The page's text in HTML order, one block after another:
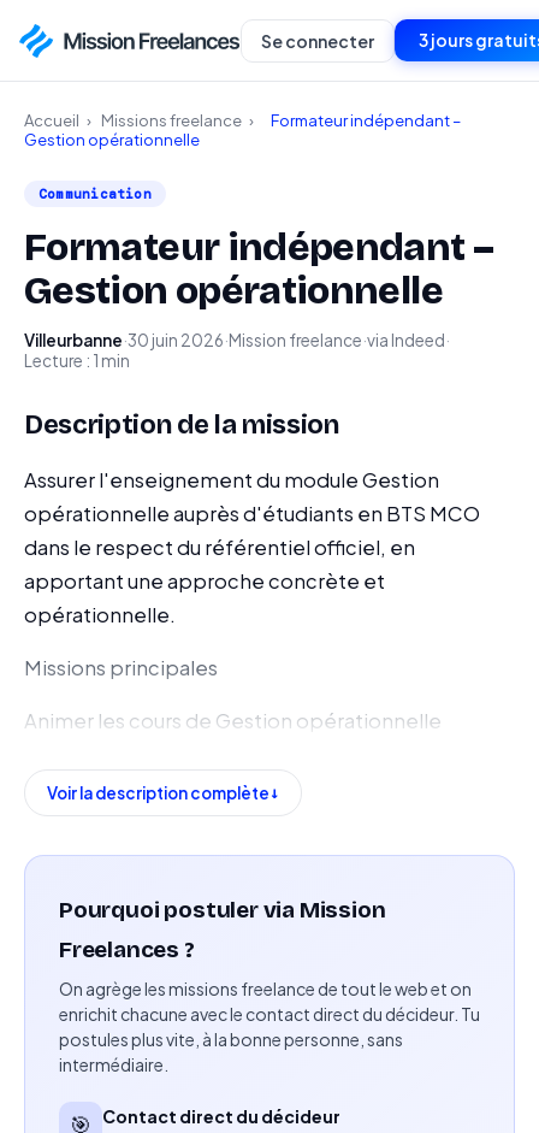
Se connecter 3 jours
Accueil › Missions freelance ›
Formateur indépendant –
Gestion opérationnelle
Communication
Formateur indépendant –
Gestion opérationnelle
Villeurbanne·30 juin 2026·Mission freelance·via Indeed·
Lecture : 1 min
Description de la mission
Assurer l'enseignement du module Gestion
opérationnelle auprès d'étudiants en BTS MCO
dans le respect du référentiel officiel, en
apportant une approche concrète et
opérationnelle.
Missions principales
Animer les cours de Gestion opérationnelle
Proposer des cas pratiques issus du terrain.
Mettre en place les évaluations (contrôles
Participer aux réunions pédagogiques si
nécessaire.
Compétences attendues
financière et management d'unité commerciale.
Voir la description complète
Pourquoi postuler via Mission
Freelances ?
On agrège les missions freelance de tout le web et on
enrichit chacune avec le contact direct du décideur. Tu
postules plus vite, à la bonne personne, sans
intermédiaire.
🎯 Contact direct du décideur